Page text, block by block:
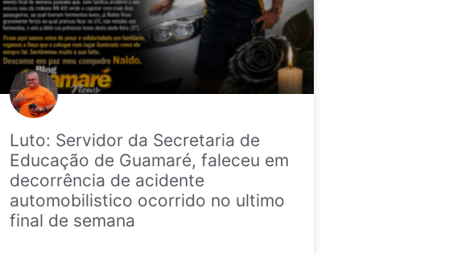
Luto: Servidor da Secretaria de
Educação de Guamaré, faleceu em
decorrência de acidente
automobilistico ocorrido no ultimo
final de semana